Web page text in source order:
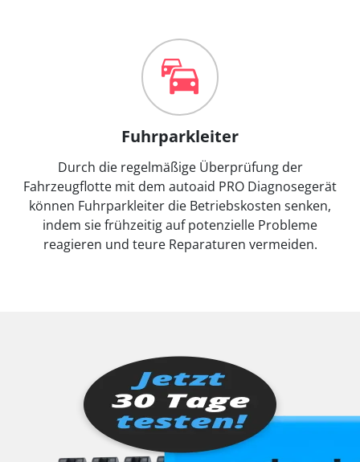
Fuhrparkleiter
Durch die regelmäßige Überprüfung der
Fahrzeugflotte mit dem autoaid PRO Diagnosegerät
können Fuhrparkleiter die Betriebskosten senken,
indem sie frühzeitig auf potenzielle Probleme
reagieren und teure Reparaturen vermeiden.